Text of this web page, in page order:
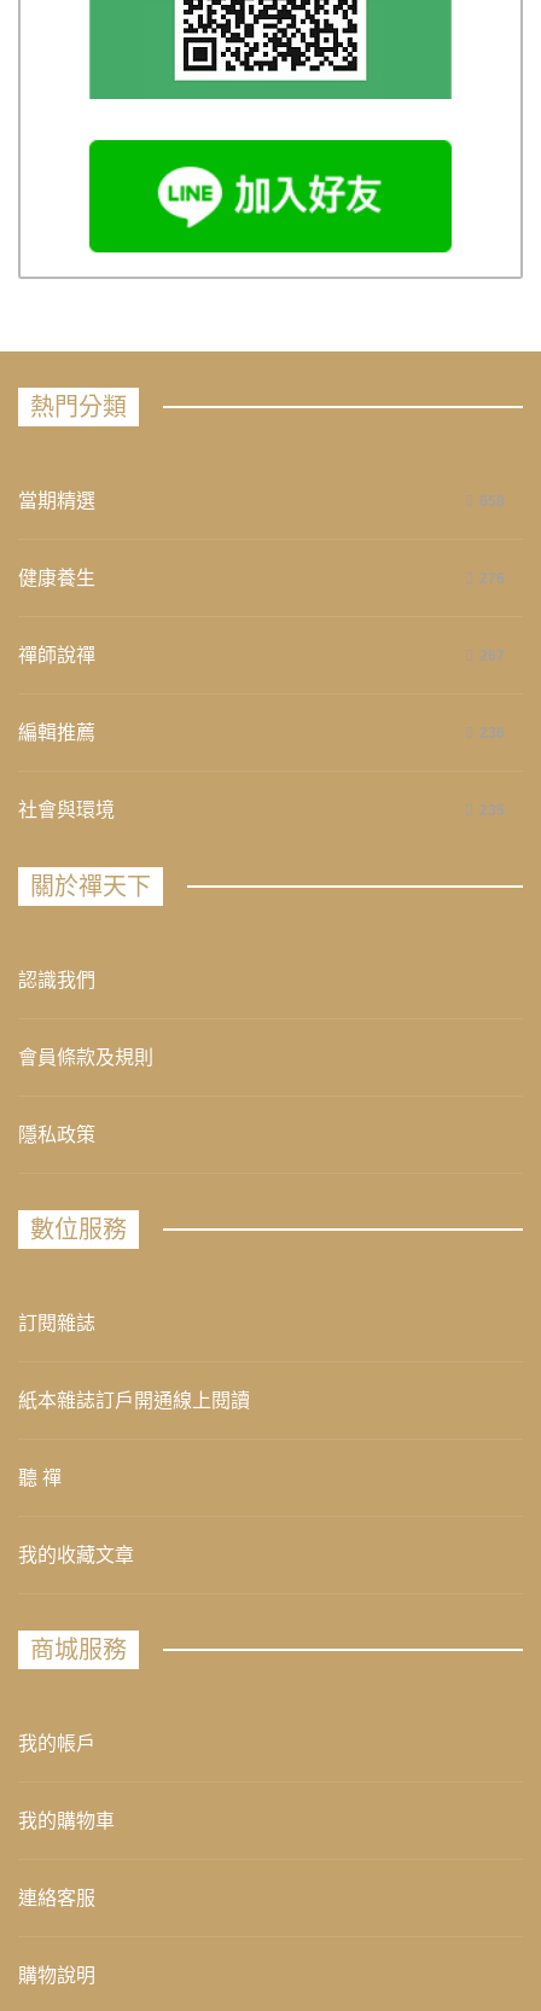
熱門分類
當期精選 658
健康養生 276
禪師說禪 267
編輯推薦 236
社會與環境 235
關於禪天下
認識我們
會員條款及規則
隱私政策
數位服務
訂閱雜誌
紙本雜誌訂戶開通線上閱讀
聽 禪
我的收藏文章
商城服務
我的帳戶
我的購物車
連絡客服
購物說明